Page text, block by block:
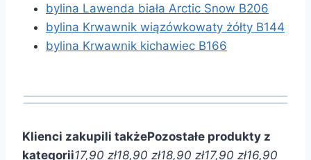
bylina Lawenda biała Arctic Snow B206
bylina Krwawnik wiązówkowaty żółty B144
bylina Krwawnik kichawiec B166
Klienci zakupili takżePozostałe produkty z
kategorii17,90 zł18,90 zł18,90 zł17,90 zł16,90